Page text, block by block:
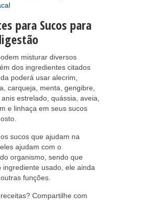
para Sucos para
misturar diversos
dos ingredientes citados
poderá usar alecrim,
carqueja, menta, gengibre,
estrelado, quássia, aveia,
e linhaça em seus sucos
sucos que ajudam na
ajudam com o
organismo, sendo que
ingrediente usado, ele ainda
funções.
Compartilhe com